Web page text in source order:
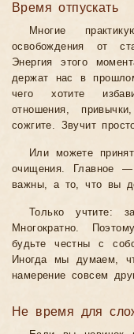
Время отпускать
Многие
освобождения от
Энергия этого
держат нас в
чего хотите
отношения,
сожгите. Звучит
Или можете
очищения. Главное
важны, а то, что вы
Только учтите:
Многократно.
будьте честны с
Иногда мы думаем,
намерение совсем
Не время для